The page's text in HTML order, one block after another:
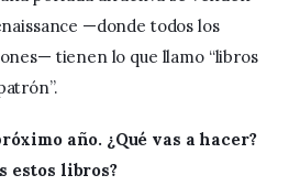
—donde todos los
tienen lo que llamo “libros
año. ¿Qué vas a hacer?
estos libros?